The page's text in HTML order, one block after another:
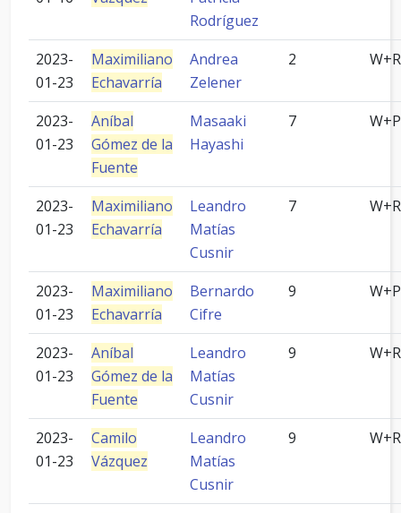
Rodríguez
2023-
01-23
Maximiliano
Echavarría
Andrea
Zelener
2 W+R
2023-
01-23
Aníbal
Gómez de la
Fuente
Masaaki
Hayashi
7 W+P
2023-
01-23
Maximiliano
Echavarría
Leandro
Matías
Cusnir
7 W+R
2023-
01-23
Maximiliano
Echavarría
Bernardo
Cifre
9 W+P
2023-
01-23
Aníbal
Gómez de la
Fuente
Leandro
Matías
Cusnir
9 W+R
2023-
01-23
Camilo
Vázquez
Leandro
Matías
Cusnir
9 W+R